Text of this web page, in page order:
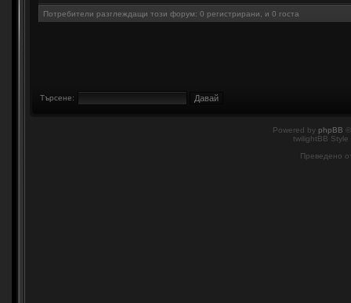
Потребители разглеждащи този форум: 0 регистрирани, и 0 госта
Търсене:
Powered by phpBB
twilightBB
Преведено